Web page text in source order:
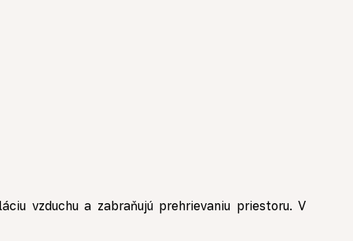
vzduchu a zabraňujú prehrievaniu priestoru. V